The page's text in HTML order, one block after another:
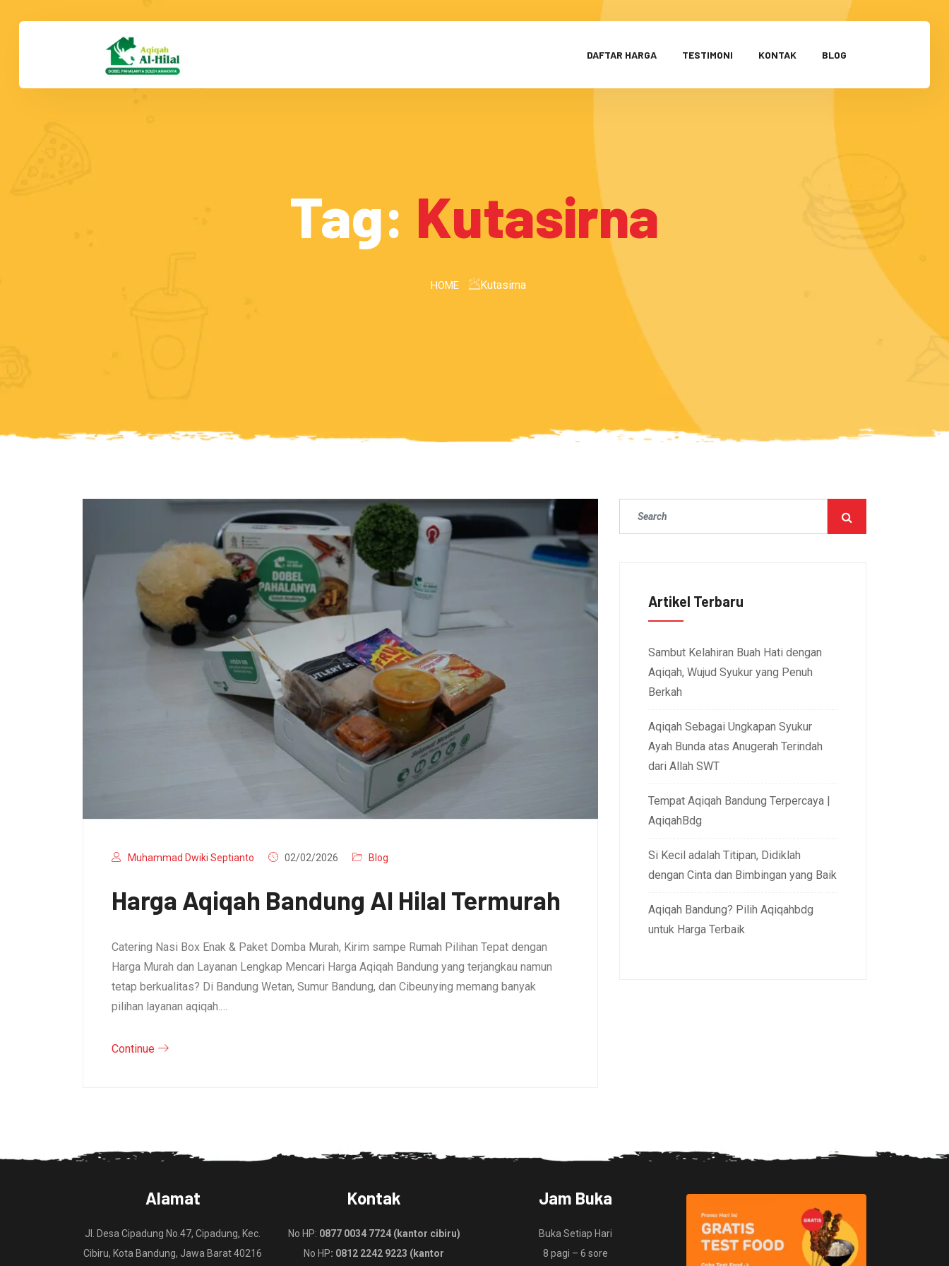
DAFTAR HARGA TESTIMONI KONTAK BLOG
Tag: Kutasirna
HOME Kutasirna
Muhammad Dwiki Septianto 02/02/2026 Blog
Harga Aqiqah Bandung Al Hilal Termurah
Catering Nasi Box Enak & Paket Domba Murah, Kirim sampe Rumah Pilihan Tepat dengan
Harga Murah dan Layanan Lengkap Mencari Harga Aqiqah Bandung yang terjangkau namun
tetap berkualitas? Di Bandung Wetan, Sumur Bandung, dan Cibeunying memang banyak
pilihan layanan aqiqah.…
Continue
Artikel Terbaru
Sambut Kelahiran Buah Hati dengan
Aqiqah, Wujud Syukur yang Penuh
Berkah
Aqiqah Sebagai Ungkapan Syukur
Ayah Bunda atas Anugerah Terindah
dari Allah SWT
Tempat Aqiqah Bandung Terpercaya |
AqiqahBdg
Si Kecil adalah Titipan, Didiklah
dengan Cinta dan Bimbingan yang Baik
Aqiqah Bandung? Pilih Aqiqahbdg
untuk Harga Terbaik
Alamat
Jl. Desa Cipadung No.47, Cipadung, Kec.
Cibiru, Kota Bandung, Jawa Barat 40216
Kontak
No HP: 0877 0034 7724 (kantor cibiru)
No HP: 0812 2242 9223 (kantor
Jam Buka
Buka Setiap Hari
8 pagi – 6 sore